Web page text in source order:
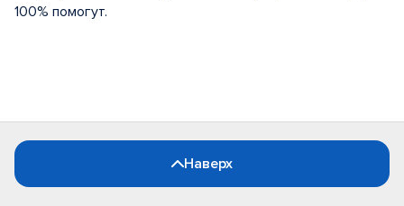
100% помогут.
Наверх